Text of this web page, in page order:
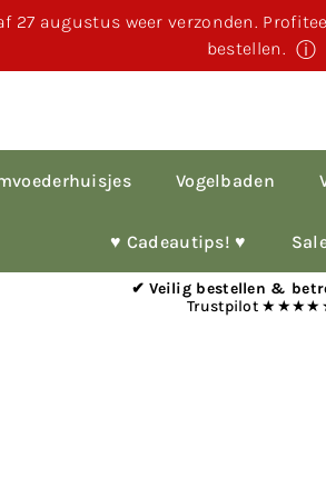
27 augustus weer verzonden.
bestellen. ⓘ
Vogelbaden
♥︎ Cadeautips! ♥︎
✔ Veilig bestellen &
Trustpilot